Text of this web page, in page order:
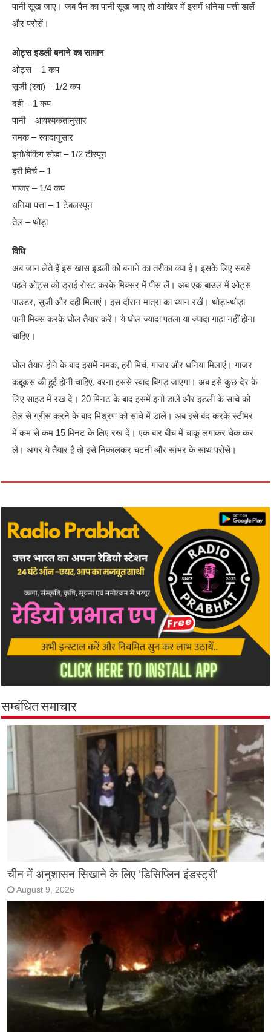
पानी सूख जाए। जब पैन का पानी सूख जाए तो आखिर में इसमें धनिया पत्ती डालें
और परोसें।
ओट्स इडली बनाने का सामान
ओट्स – 1 कप
सूजी (रवा) – 1/2 कप
दही – 1 कप
पानी – आवश्यकतानुसार
नमक – स्वादानुसार
इनो/बेकिंग सोडा – 1/2 टीस्पून
हरी मिर्च – 1
गाजर – 1/4 कप
धनिया पत्ता – 1 टेबलस्पून
तेल – थोड़ा
विधि
अब जान लेते हैं इस खास इडली को बनाने का तरीका क्या है। इसके लिए सबसे
पहले ओट्स को ड्राई रोस्ट करके मिक्सर में पीस लें। अब एक बाउल में ओट्स
पाउडर, सूजी और दही मिलाएं। इस दौरान मात्रा का ध्यान रखें। थोड़ा-थोड़ा
पानी मिक्स करके घोल तैयार करें। ये घोल ज्यादा पतला या ज्यादा गाढ़ा नहीं होना
चाहिए।
घोल तैयार होने के बाद इसमें नमक, हरी मिर्च, गाजर और धनिया मिलाएं। गाजर
कद्दूकस की हुई होनी चाहिए, वरना इससे स्वाद बिगड़ जाएगा। अब इसे कुछ देर के
लिए साइड में रख दें। 20 मिनट के बाद इसमें इनो डालें और इडली के सांचे को
तेल से ग्रीस करने के बाद मिश्रण को सांचे में डालें। अब इसे बंद करके स्टीमर
में कम से कम 15 मिनट के लिए रख दें। एक बार बीच में चाकू लगाकर चेक कर
लें। अगर ये तैयार है तो इसे निकालकर चटनी और सांभर के साथ परोसें।
सम्बंधित समाचार
चीन में अनुशासन सिखाने के लिए ‘डिसिप्लिन इंडस्ट्री’
August 9, 2026